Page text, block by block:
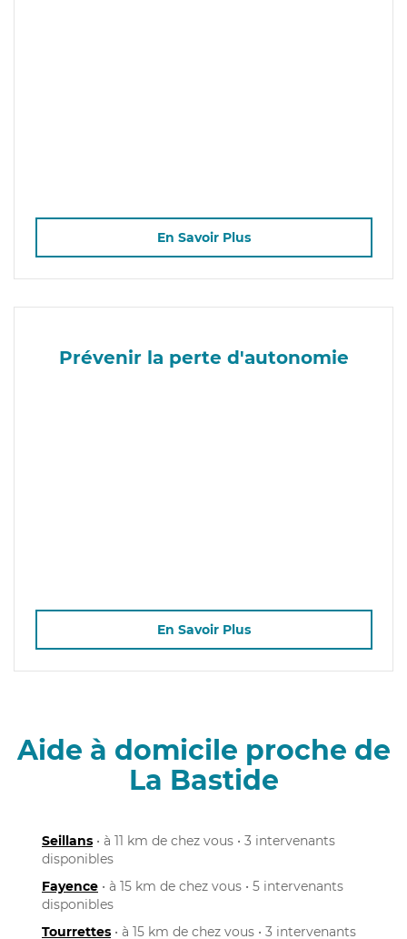
En Savoir Plus
Prévenir la perte d'autonomie
En Savoir Plus
Aide à domicile proche de
La Bastide
Seillans • à 11 km de chez vous • 3 intervenants
disponibles
Fayence • à 15 km de chez vous • 5 intervenants
disponibles
Tourrettes • à 15 km de chez vous • 3 intervenants